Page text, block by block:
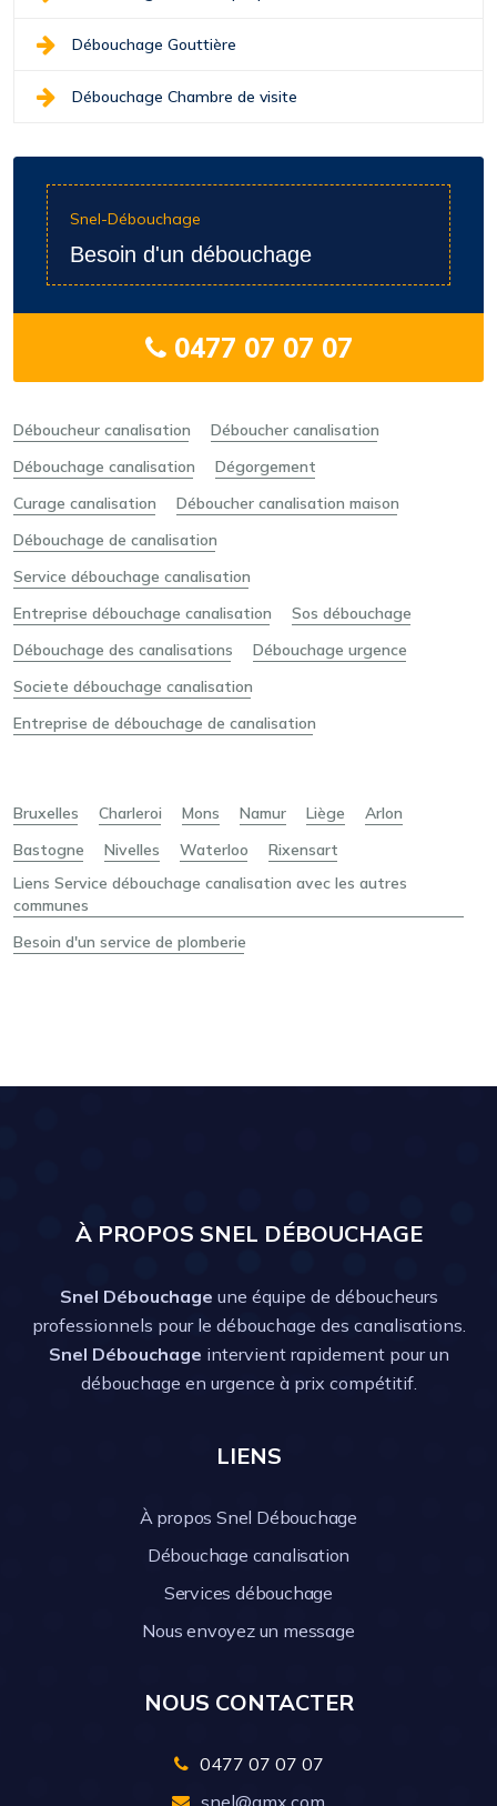
Débouchage Gouttière
Débouchage Chambre de visite
Snel-Débouchage
Besoin d'un débouchage
0477 07 07 07
Déboucheur canalisation
Déboucher canalisation
Débouchage canalisation
Dégorgement
Curage canalisation
Déboucher canalisation maison
Débouchage de canalisation
Service débouchage canalisation
Entreprise débouchage canalisation
Sos débouchage
Débouchage des canalisations
Débouchage urgence
Societe débouchage canalisation
Entreprise de débouchage de canalisation
Bruxelles Charleroi Mons Namur Liège
Arlon
Bastogne
Nivelles Waterloo
Rixensart
Liens Service débouchage canalisation avec les autres
communes
Besoin d'un service de plomberie
À PROPOS SNEL DÉBOUCHAGE
Snel Débouchage une équipe de déboucheurs
professionnels pour le débouchage des canalisations.
Snel Débouchage intervient rapidement pour un
débouchage en urgence à prix compétitif.
LIENS
À propos Snel Débouchage
Débouchage canalisation
Services débouchage
Nous envoyez un message
NOUS CONTACTER
0477 07 07 07
snel@gmx.com